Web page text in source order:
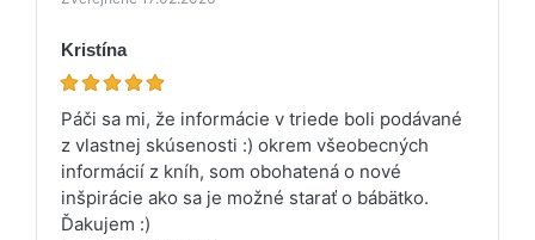
Kristína
Páči sa mi, že informácie v triede boli podávané
z vlastnej skúsenosti :) okrem všeobecných
informácií z kníh, som obohatená o nové
inšpirácie ako sa je možné starať o bábätko.
Ďakujem :)